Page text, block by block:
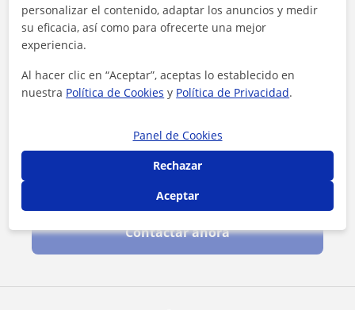
Contactar ahora
personalizar el contenido, adaptar los anuncios y medir
su eficacia, así como para ofrecerte una mejor
experiencia.
Al hacer clic en “Aceptar”, aceptas lo establecido en
nuestra Política de Cookies y Política de Privacidad.
Panel de Cookies
Rechazar
Aceptar